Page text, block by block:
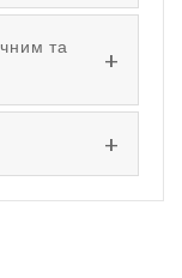
та